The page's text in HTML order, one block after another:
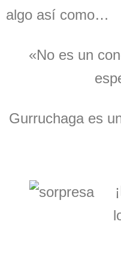
algo así como…
«No es un
Gurruchaga es